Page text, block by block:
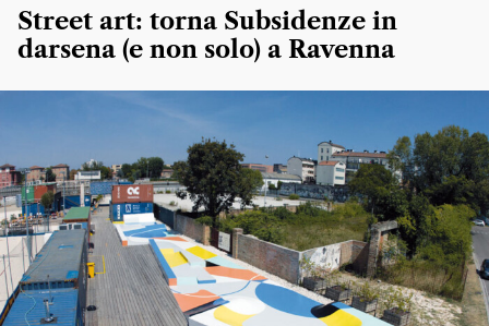
Street art: torna Subsidenze in
darsena (e non solo) a Ravenna